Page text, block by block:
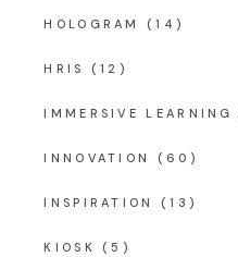
HOLOGRAM (14)
HRIS (12)
IMMERSIVE LEARNING
INNOVATION (60)
INSPIRATION (13)
KIOSK (5)